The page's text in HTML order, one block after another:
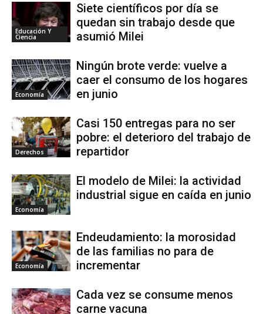
Educación Y
Ciencia
Siete científicos por día se
quedan sin trabajo desde que
asumió Milei
Economía
Ningún brote verde: vuelve a
caer el consumo de los hogares
en junio
Derechos
Casi 150 entregas para no ser
pobre: el deterioro del trabajo de
repartidor
Economía
El modelo de Milei: la actividad
industrial sigue en caída en junio
Economía
Endeudamiento: la morosidad
de las familias no para de
incrementar
Cada vez se consume menos
carne vacuna